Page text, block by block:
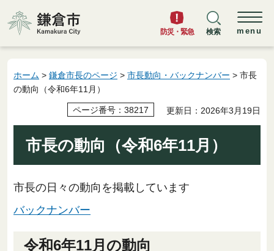
鎌倉市
防災・緊急 検索 menu
ホーム > 鎌倉市長のページ > 市長動向・バックナンバー > 市長
の動向（令和6年11月）
ページ番号：38217 更新日：2026年3月19日
市長の動向（令和6年11月）
市長の日々の動向を掲載しています
バックナンバー
令和6年11月の動向